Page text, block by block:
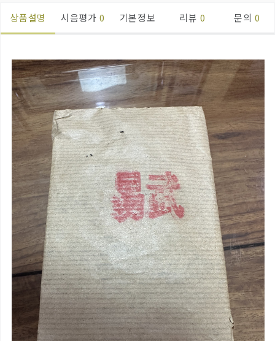
상품설명 시음평가 0 기본정보 리뷰 0 문의 0